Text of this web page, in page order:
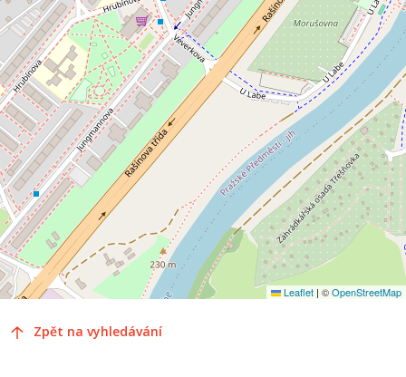
Leaflet | ©OpenStreetMap
Zpět na vyhledávání